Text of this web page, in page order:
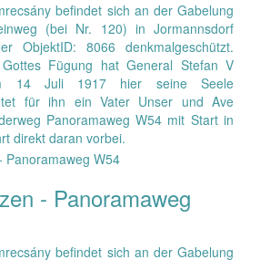
befindet sich an der Gabelung
(bei Nr. 120) in Jormannsdorf
ObjektID: 8066 denkmalgeschützt.
Fügung hat General Stefan V
14 Juli 1917 hier seine Seele
für ihn ein Vater Unser und Ave
Panoramaweg W54 mit Start in
direkt daran vorbei.
- Panoramaweg
befindet sich an der Gabelung